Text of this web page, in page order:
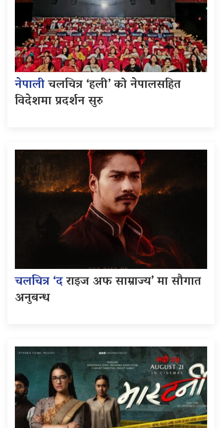
नेपालीचलचित्र ‘हली’ को नेपालसहित
विदेशमा प्रदर्शन सुरु
चलचित्र ‘दराइज अफ साम्राज्य’ मा सौगात
अनुबन्ध